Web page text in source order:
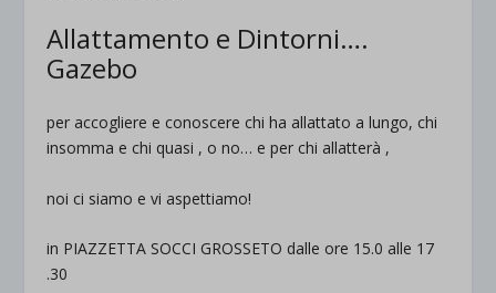
Allattamento e Dintorni….
Gazebo
per accogliere e conoscere chi ha allattato a lungo, chi
insomma e chi quasi , o no… e per chi allatterà ,
noi ci siamo e vi aspettiamo!
in PIAZZETTA SOCCI GROSSETO dalle ore 15.0 alle 17
.30